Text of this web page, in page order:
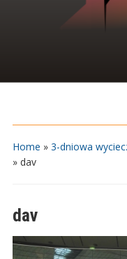
Home » 3-dniowa
» dav
dav